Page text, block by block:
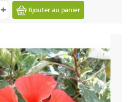
Ajouter au panier